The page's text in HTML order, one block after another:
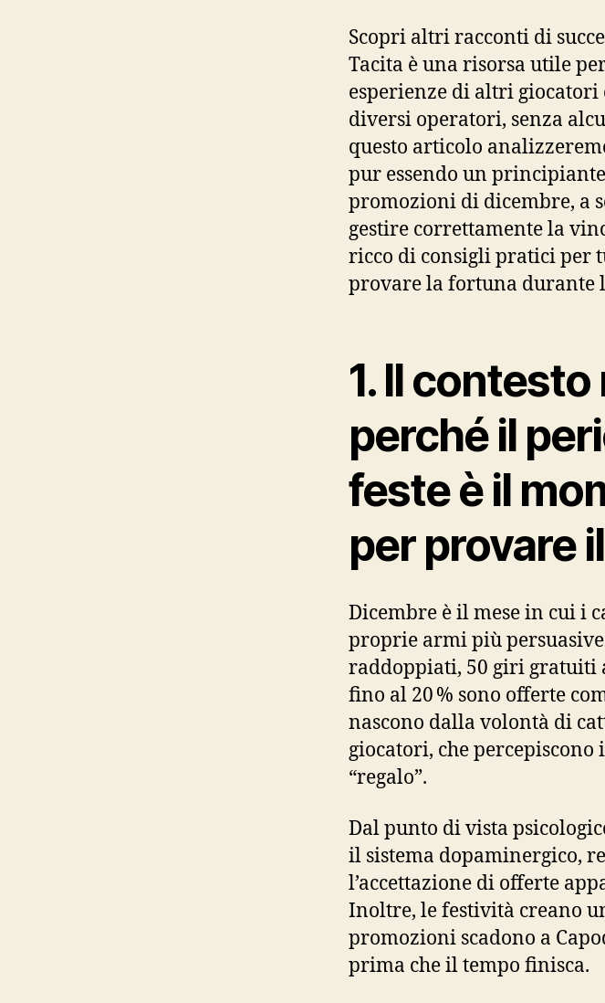
Scopri altri racconti di
Tacita è una risorsa utile
esperienze di altri
diversi operatori, senza
questo articolo
pur essendo un
promozioni di dicembre, a
gestire correttamente la
ricco di consigli pratici per
provare la fortuna durante
1. Il
perché il
feste è il
per provare
Dicembre è il mese in cui i
proprie armi più
raddoppiati, 50 giri gratuiti
fino al 20 % sono offerte
nascono dalla volontà di
giocatori, che percepiscono
“regalo”.
Dal punto di vista
il sistema dopaminergico,
l’accettazione di offerte
Inoltre, le festività creano
promozioni scadono a
prima che il tempo finisca.